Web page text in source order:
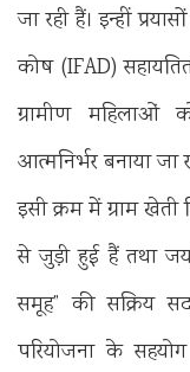
जा रही हैं। इन्हीं
कोष (IFAD)
ग्रामीण महिलाओं
आत्मनिर्भर बनाया जा
इसी क्रम में ग्राम खेती
से जुड़ी हुई हैं तथा
समूह” की सक्रिय
परियोजना के